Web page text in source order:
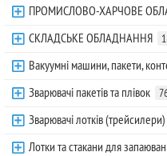
ПРОМИСЛОВО-ХАРЧОВЕ
СКЛАДСЬКЕ ОБЛАДНАННЯ
Вакуумні машини, пакети,
Зварювачі пакетів та плівок
Зварювачі лотків (трейсилери)
Лотки та стакани для